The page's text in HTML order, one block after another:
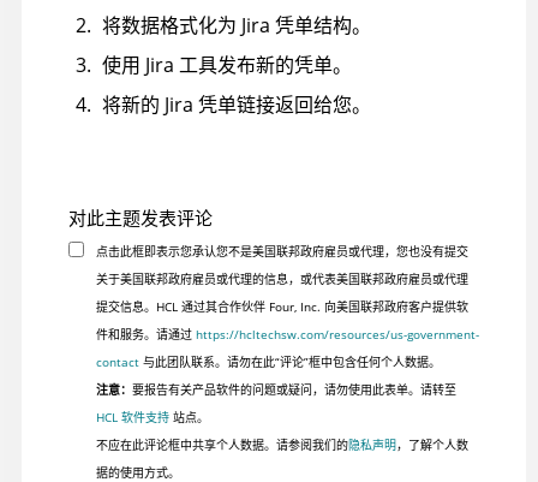
将数据格式化为 Jira 凭单结构。
使用 Jira 工具发布新的凭单。
将新的 Jira 凭单链接返回给您。
对此主题发表评论
点击此框即表示您承认您不是美国联邦政府雇员或代理，您也没有提交
关于美国联邦政府雇员或代理的信息，或代表美国联邦政府雇员或代理
提交信息。HCL 通过其合作伙伴 Four, Inc. 向美国联邦政府客户提供软
件和服务。请通过 https://hcltechsw.com/resources/us-government-
contact与此团队联系。请勿在此“评论”框中包含任何个人数据。
注意： 要报告有关产品软件的问题或疑问，请勿使用此表单。请转至
HCL 软件支持站点。
不应在此评论框中共享个人数据。请参阅我们的隐私声明，了解个人数
据的使用方式。